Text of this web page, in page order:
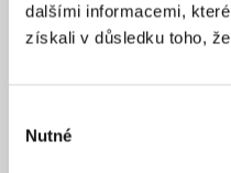
dalšími informacemi,
získali v důsledku toho,
souhlasu
Nutné
KAPITÁL